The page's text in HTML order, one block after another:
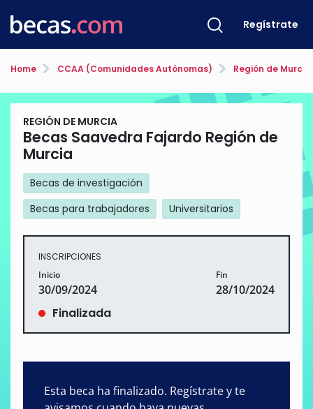
Regístrate
Home CCAA (Comunidades Autónomas) Región de Murcia
REGIÓN DE MURCIA
Becas Saavedra Fajardo Región de
Murcia
Becas de investigación
Becas para trabajadores
Universitarios
INSCRIPCIONES
Inicio
30/09/2024
Fin
28/10/2024
Finalizada
Esta beca ha finalizado. Regístrate y te